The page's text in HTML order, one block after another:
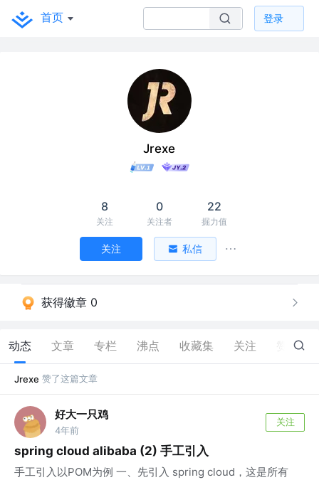
首页 登录
Jrexe
8
关注
0
关注者
22
掘力值
关注 私信
获得徽章 0
动态 文章 专栏 沸点 收藏集 关注 61
Jrexe 赞了这篇文章
好大一只鸡
4年前
关注
spring cloud alibaba (2) 手工引入
手工引入以POM为例 一、先引入 spring cloud，这是所有